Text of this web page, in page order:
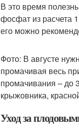
В это время
фосфат из расчета
его можно
Фото: В августе
промачивая весь
промачивания – до
крыжовника,
Уход за